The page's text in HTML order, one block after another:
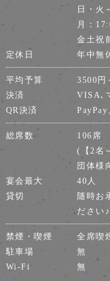
日・火
月：
金土祝
定休日
年中無
平均予算
3500円
決済
VISA､
QR決済
総席数
106席
(【2名
団体様
宴会最大
40人
貸切
随時お
ださい
禁煙・喫煙
全席喫
駐車場
無
Wi-Fi
無